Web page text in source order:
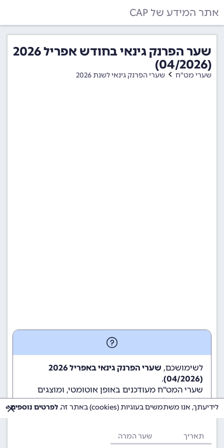
אתר המידע של CAP
שער הפרנק גינאי בחודש אפריל 2026
(04/2026)
שערי מט"ח שערי הפרנק גינאי לשנת 2026
לשימושכם,
שערי הפרנק גינאי באפריל 2026
(04/2026)
.
שערי המט"ח מעודכנים באופן אוטומטי, ומוצגים
לשימוש גולשי ומשתמשי האתר.
תאריך שער המרה
לידיעתך, אנו משתמשים בעוגיות (cookies) באתר זה. לפרטים נוספים »